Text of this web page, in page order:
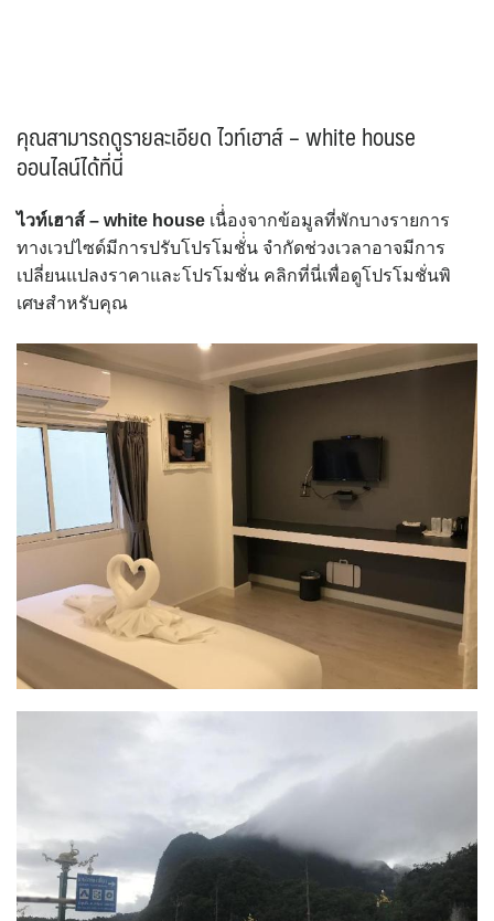
คุณสามารถดูรายละเอียด ไวท์เฮาส์ – white house
ออนไลน์ได้ที่นี่
ไวท์เฮาส์ – white house เนื่่องจากข้อมูลที่พักบางรายการ
ทางเวปไซด์มีการปรับโปรโมชั่่น จำกัดช่วงเวลาอาจมีการ
เปลี่ยนแปลงราคาและโปรโมชั่น คลิกที่นี่เพื่อดูโปรโมชั่นพิ
เศษสำหรับคุณ